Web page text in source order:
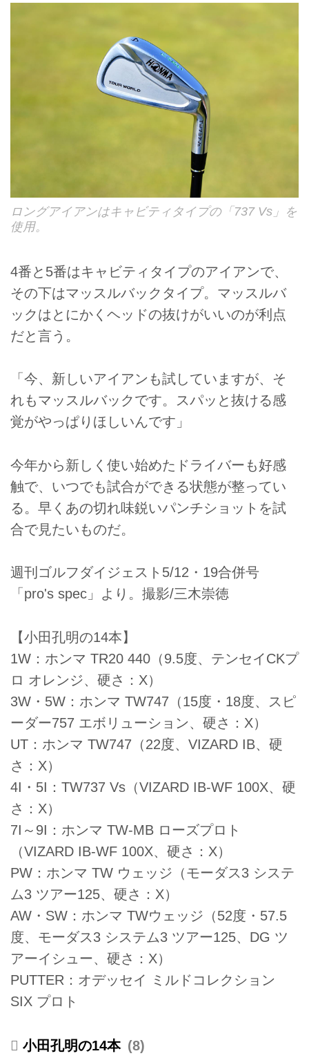
ロングアイアンはキャビティタイプの「737 Vs」を
使用。
4番と5番はキャビティタイプのアイアンで、
その下はマッスルバックタイプ。マッスルバ
ックはとにかくヘッドの抜けがいいのが利点
だと言う。
「今、新しいアイアンも試していますが、そ
れもマッスルバックです。スパッと抜ける感
覚がやっぱりほしいんです」
今年から新しく使い始めたドライバーも好感
触で、いつでも試合ができる状態が整ってい
る。早くあの切れ味鋭いパンチショットを試
合で見たいものだ。
週刊ゴルフダイジェスト5/12・19合併号
「pro's spec」より。撮影/三木崇徳
【小田孔明の14本】
1W：ホンマ TR20 440（9.5度、テンセイCKプ
ロ オレンジ、硬さ：X）
3W・5W：ホンマ TW747（15度・18度、スピ
ーダー757 エボリューション、硬さ：X）
UT：ホンマ TW747（22度、VIZARD IB、硬
さ：X）
4I・5I：TW737 Vs（VIZARD IB-WF 100X、硬
さ：X）
7I～9I：ホンマ TW-MB ローズプロト
（VIZARD IB-WF 100X、硬さ：X）
PW：ホンマ TW ウェッジ（モーダス3 システ
ム3 ツアー125、硬さ：X）
AW・SW：ホンマ TWウェッジ（52度・57.5
度、モーダス3 システム3 ツアー125、DG ツ
アーイシュー、硬さ：X）
PUTTER：オデッセイ ミルドコレクション
SIX プロト
小田孔明の14本 8